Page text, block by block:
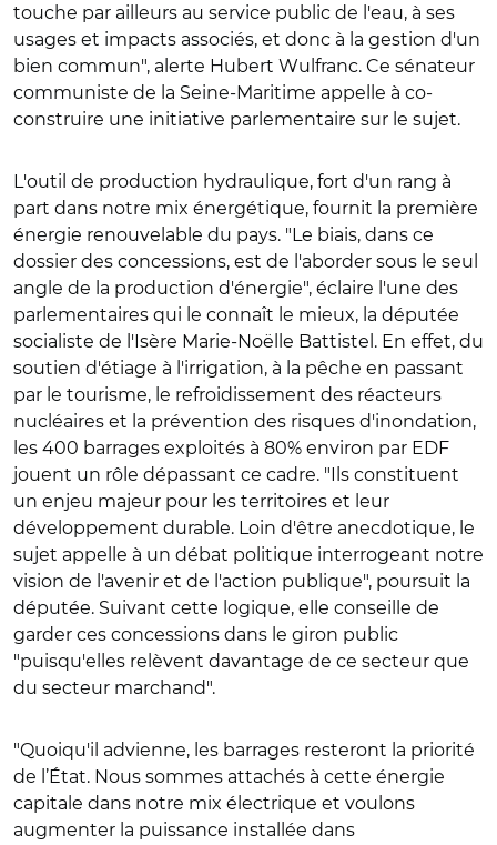
touche par ailleurs au service public de l'eau, à ses
usages et impacts associés, et donc à la gestion d'un
bien commun", alerte Hubert Wulfranc. Ce sénateur
communiste de la Seine-Maritime appelle à co-
construire une initiative parlementaire sur le sujet.
L'outil de production hydraulique, fort d'un rang à
part dans notre mix énergétique, fournit la première
énergie renouvelable du pays. "Le biais, dans ce
dossier des concessions, est de l'aborder sous le seul
angle de la production d'énergie", éclaire l'une des
parlementaires qui le connaît le mieux, la députée
socialiste de l'Isère Marie-Noëlle Battistel. En effet, du
soutien d'étiage à l'irrigation, à la pêche en passant
par le tourisme, le refroidissement des réacteurs
nucléaires et la prévention des risques d'inondation,
les 400 barrages exploités à 80% environ par EDF
jouent un rôle dépassant ce cadre. "Ils constituent
un enjeu majeur pour les territoires et leur
développement durable. Loin d'être anecdotique, le
sujet appelle à un débat politique interrogeant notre
vision de l'avenir et de l'action publique", poursuit la
députée. Suivant cette logique, elle conseille de
garder ces concessions dans le giron public
"puisqu'elles relèvent davantage de ce secteur que
du secteur marchand".
"Quoiqu'il advienne, les barrages resteront la priorité
de l’État. Nous sommes attachés à cette énergie
capitale dans notre mix électrique et voulons
augmenter la puissance installée dans